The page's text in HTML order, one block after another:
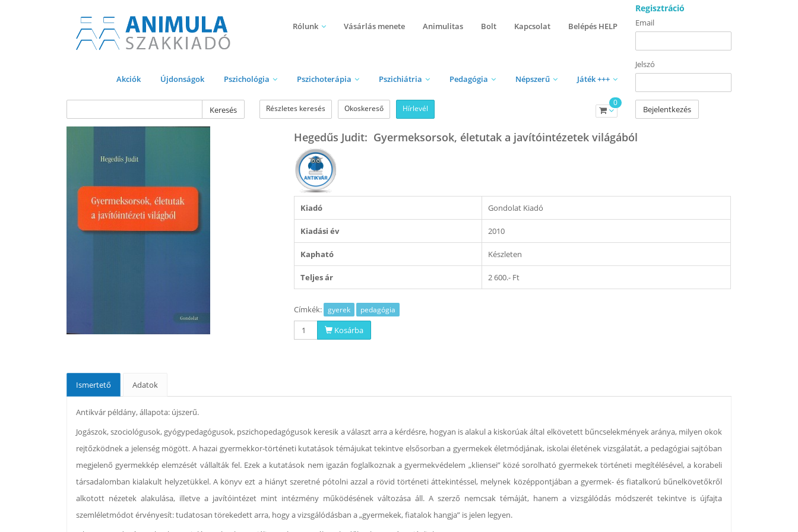
Rólunk Vásárlás menete Animulitas Bolt Kapcsolat Belépés HELP
Akciók Újdonságok Pszichológia Pszichoterápia Pszichiátria Pedagógia Népszerű Játék +++
Keresés Részletes keresés Okoskereső Hírlevél
0
Regisztráció
Email
Jelszó
Bejelentkezés
Hegedűs Judit: Gyermeksorsok, életutak a javítóintézetek világából
Kiadó Gondolat Kiadó
Kiadási év 2010
Kapható Készleten
Teljes ár 2 600.- Ft
Címkék: gyerek pedagógia
Kosárba
Ismertető Adatok
Antikvár példány, állapota: újszerű.
Jogászok, szociológusok, gyógypedagógusok, pszichopedagógusok keresik a választ arra a kérdésre, hogyan is alakul a kiskorúak által elkövetett bűncselekmények aránya, milyen okok
rejtőzködnek a jelenség mögött. A hazai gyermekkor-történeti kutatások témájukat tekintve elsősorban a gyermekek életmódjának, iskolai életének vizsgálatát, a pedagógiai sajtóban
megjelenő gyermekkép elemzését vállalták fel. Ezek a kutatások nem igazán foglalkoznak a gyermekvédelem „kliensei” közé sorolható gyermekek történeti megítélésével, a korabeli
társadalomban kialakult helyzetükkel. A könyv ezt a hiányt szeretné pótolni azzal a rövid történeti áttekintéssel, melynek középpontjában a gyermek- és fiatalkorú bűnelkövetőkről
alkotott nézetek alakulása, illetve a javítóintézet mint intézmény működésének változása áll. A szerző nemcsak témáját, hanem a vizsgálódás módszerét tekintve is újfajta
szemléletmódot érvényesít: tudatosan törekedett arra, hogy a vizsgálódásban a „gyermekek, fiatalok hangja” is jelen legyen.